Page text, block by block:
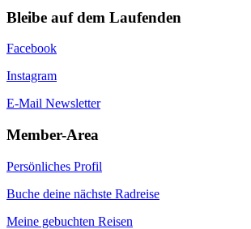
Bleibe auf dem Laufenden
Facebook
Instagram
E-Mail Newsletter
Member-Area
Persönliches Profil
Buche deine nächste Radreise
Meine gebuchten Reisen